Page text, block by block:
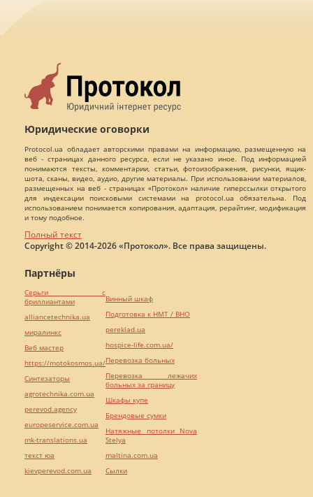
Юридические оговорки
Protocol.ua обладает авторскими правами на информацию, размещенную на
веб - страницах данного ресурса, если не указано иное. Под информацией
понимаются тексты, комментарии, статьи, фотоизображения, рисунки, ящик-
шота, сканы, видео, аудио, другие материалы. При использовании материалов,
размещенных на веб - страницах «Протокол» наличие гиперссылки открытого
для индексации поисковыми системами на protocol.ua обязательна. Под
использованием понимается копирования, адаптация, рерайтинг, модификация
и тому подобное.
Полный текст
Copyright © 2014-2026 «Протокол». Все права защищены.
Партнёры
Серьги с
бриллиантами
alliancetechnika.ua
миралинкс
Веб мастер
https://motokosmos.ua/
Синтезаторы
agrotechnika.com.ua
perevod.agency
europeservice.com.ua
mk-translations.ua
текст юа
kievperevod.com.ua
Винный шкаф
Подготовка к НМТ / ВНО
pereklad.ua
hospice-life.com.ua/
Перевозка больных
Перевозка лежачих
больных за границу
Шкафы купе
Брендовые сумки
Натяжные потолки Nova
Stelya
maltina.com.ua
Cылки